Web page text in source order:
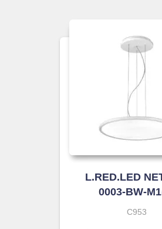
L.RED.LED
0003-BW-
C953